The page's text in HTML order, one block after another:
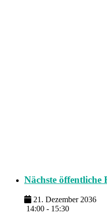
Nächste öffentliche
21. Dezember 2036
14:00 - 15:30